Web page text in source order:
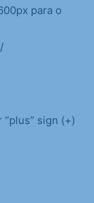
para o
sign (+)